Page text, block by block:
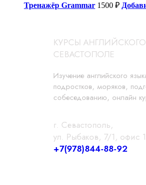
Тренажёр Grammar 1500 ₽
КУРСЫ
СЕВАСТОПОЛЕ
Изучение английского
подростков, моряков,
собеседованию, онлайн
г. Севастополь,
ул. Рыбаков, 7/1, офис
+7(978)844-88-92